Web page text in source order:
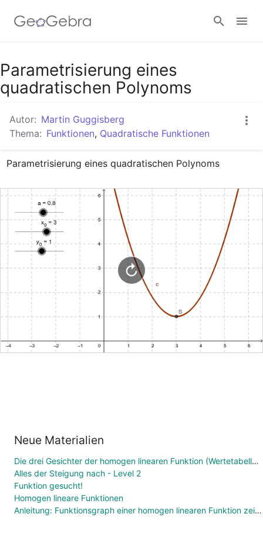
Google Classroom
Parametrisierung eines
quadratischen Polynoms
Autor: Martin Guggisberg
Thema: Funktionen, Quadratische Funktionen
Parametrisierung eines quadratischen Polynoms
Neue Materialien
Die drei Gesichter der homogen linearen Funktion (Wertetabelle, Funktionsgleichung, Graph)
Alles der Steigung nach - Level 2
Funktion gesucht!
Homogen lineare Funktionen
Anleitung: Funktionsgraph einer homogen linearen Funktion zeichnen